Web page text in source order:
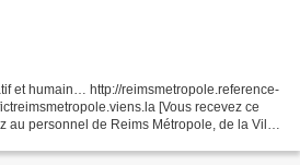
et humain… http://reimsmetropole.reference-
[Vous recevez ce
au personnel de Reims Métropole, de la Ville